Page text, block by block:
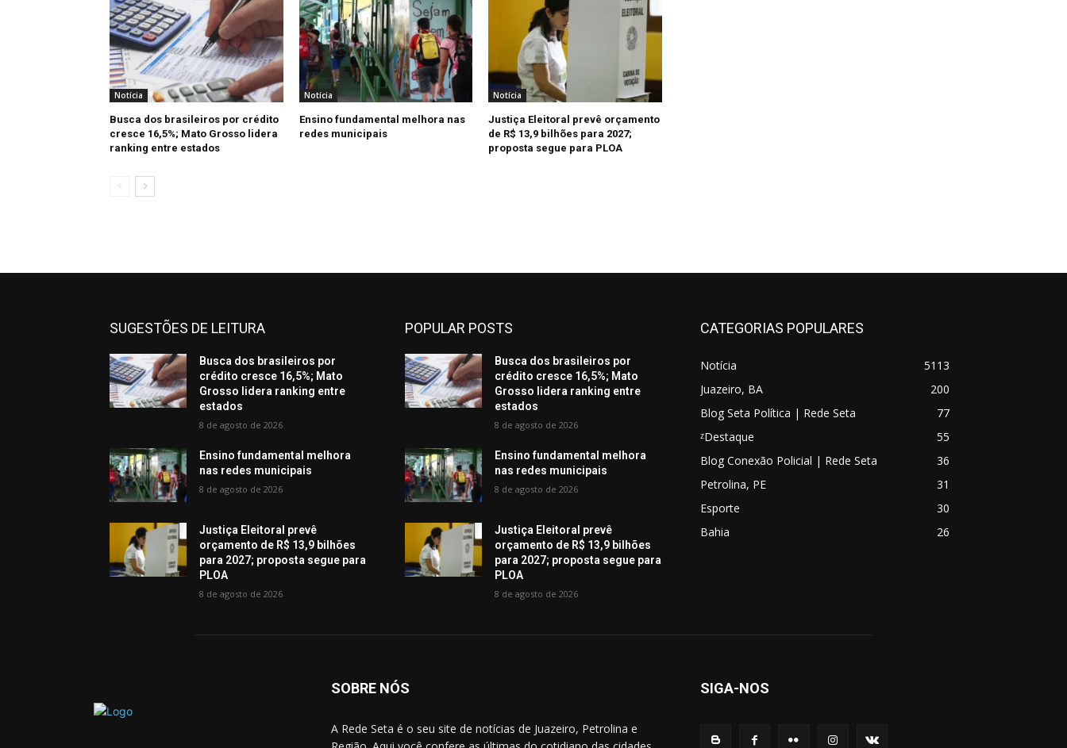
Notícia
Busca dos brasileiros por crédito
cresce 16,5%; Mato Grosso lidera
ranking entre estados
Notícia
Ensino fundamental melhora nas
redes municipais
Notícia
Justiça Eleitoral prevê orçamento
de R$ 13,9 bilhões para 2027;
proposta segue para PLOA
SUGESTÕES DE LEITURA
Busca dos brasileiros por
crédito cresce 16,5%; Mato
Grosso lidera ranking entre
estados
8 de agosto de 2026
Ensino fundamental melhora
nas redes municipais
8 de agosto de 2026
Justiça Eleitoral prevê
orçamento de R$ 13,9 bilhões
para 2027; proposta segue para
PLOA
8 de agosto de 2026
POPULAR POSTS
Busca dos brasileiros por
crédito cresce 16,5%; Mato
Grosso lidera ranking entre
estados
8 de agosto de 2026
Ensino fundamental melhora
nas redes municipais
8 de agosto de 2026
Justiça Eleitoral prevê
orçamento de R$ 13,9 bilhões
para 2027; proposta segue para
PLOA
8 de agosto de 2026
CATEGORIAS POPULARES
Notícia
5113
Juazeiro, BA
200
Blog Seta Política | Rede Seta
77
ᶻDestaque
55
Blog Conexão Policial | Rede Seta
36
Petrolina, PE
31
Esporte
30
Bahia
26
SOBRE NÓS
A Rede Seta é o seu site de notícias de Juazeiro, Petrolina e
SIGA-NOS